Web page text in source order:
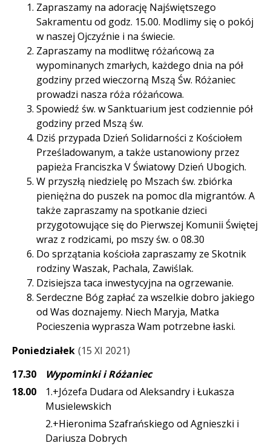
Zapraszamy na adorację Najświętszego
Sakramentu od godz. 15.00. Modlimy się o pokój
w naszej Ojczyźnie i na świecie.
Zapraszamy na modlitwę różańcową za
wypominanych zmarłych, każdego dnia na pół
godziny przed wieczorną Mszą Św. Różaniec
prowadzi nasza róża różańcowa.
Spowiedź św. w Sanktuarium jest codziennie pół
godziny przed Mszą św.
Dziś przypada Dzień Solidarności z Kościołem
Prześladowanym, a także ustanowiony przez
papieża Franciszka V Światowy Dzień Ubogich.
W przyszłą niedzielę po Mszach św. zbiórka
pieniężna do puszek na pomoc dla migrantów. A
także zapraszamy na spotkanie dzieci
przygotowujące się do Pierwszej Komunii Świętej
wraz z rodzicami, po mszy św. o 08.30
Do sprzątania kościoła zapraszamy ze Skotnik
rodziny Waszak, Pachala, Zawiślak.
Dzisiejsza taca inwestycyjna na ogrzewanie.
Serdeczne Bóg zapłać za wszelkie dobro jakiego
od Was doznajemy. Niech Maryja, Matka
Pocieszenia wyprasza Wam potrzebne łaski.
Poniedziałek 15 XI 2021
17.30
Wypominki i Różaniec
18.00
1.+Józefa Dudara od Aleksandry i Łukasza
Musielewskich
2.+Hieronima Szafrańskiego od Agnieszki i
Dariusza Dobrych